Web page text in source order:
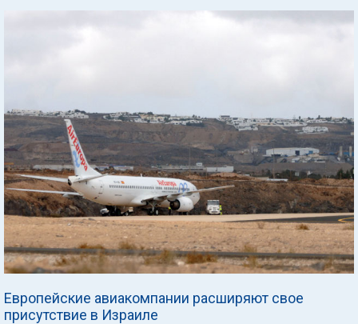
Европейские авиакомпании расширяют свое
присутствие в Израиле